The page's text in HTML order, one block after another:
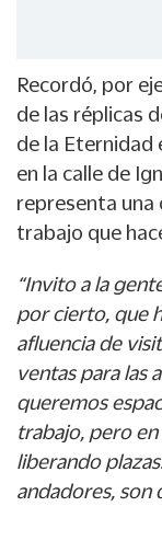
Recordó, por
de las réplicas
de la Eternidad
en la calle de
representa una
trabajo que
“Invito a la
por cierto, que
afluencia de
ventas para las
queremos
trabajo, pero
liberando
andadores, son